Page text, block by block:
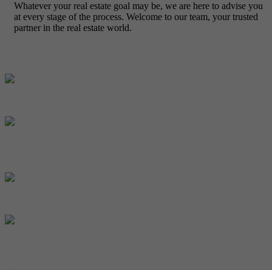
Whatever your real estate goal may be, we are here to advise you
at every stage of the process. Welcome to our team, your trusted
partner in the real estate world.